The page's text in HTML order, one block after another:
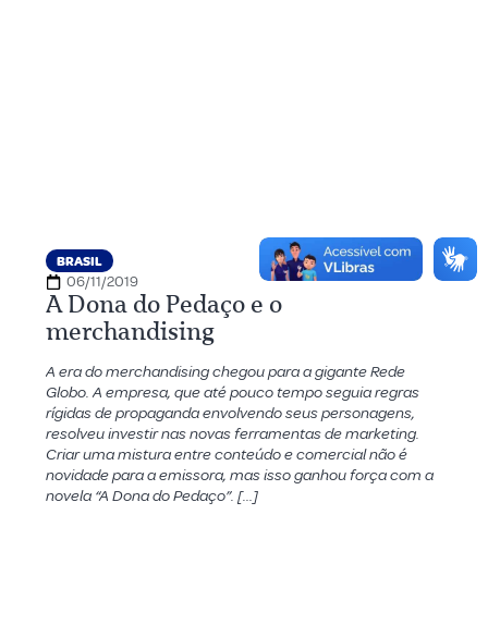
BRASIL
06/11/2019
A Dona do Pedaço e o
merchandising
A era do merchandising chegou para a gigante Rede
Globo. A empresa, que até pouco tempo seguia regras
rígidas de propaganda envolvendo seus personagens,
resolveu investir nas novas ferramentas de marketing.
Criar uma mistura entre conteúdo e comercial não é
novidade para a emissora, mas isso ganhou força com a
novela “A Dona do Pedaço”. […]